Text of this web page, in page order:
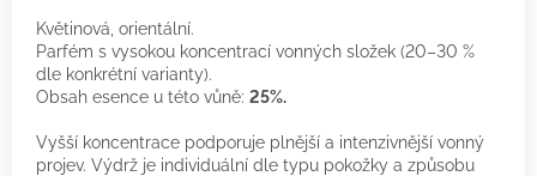
Květinová, orientální.
Parfém s vysokou koncentrací vonných složek (20–30 %
dle konkrétní varianty).
Obsah esence u této vůně: 25%.
Vyšší koncentrace podporuje plnější a intenzivnější vonný
projev. Výdrž je individuální dle typu pokožky a způsobu